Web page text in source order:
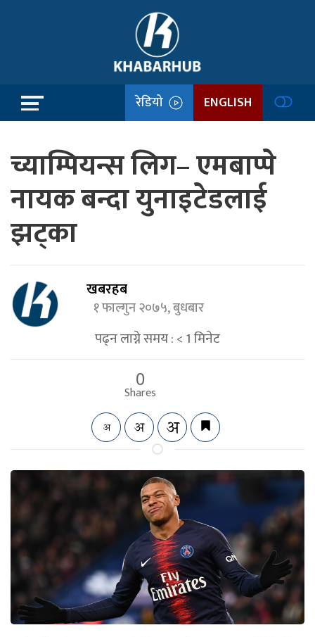
रेडियो ENGLISH
च्याम्पियन्स लिग– एमबाप्पे
नायक बन्दा युनाइटेडलाई
झट्का
खबरहब
१ फाल्गुन २०७५, बुधबार
पढ्न लाग्ने समय :< 1मिनेट
0
Shares